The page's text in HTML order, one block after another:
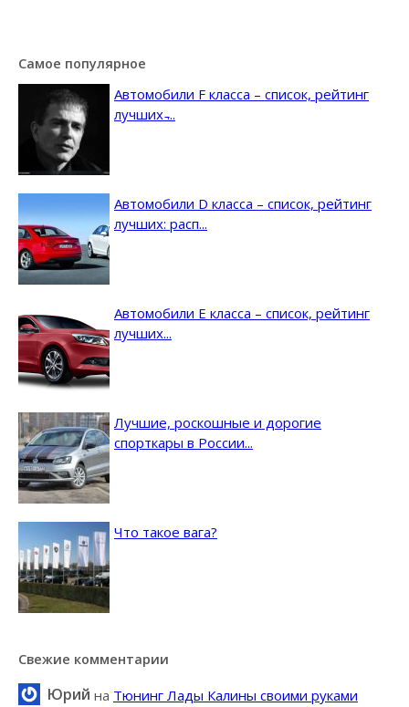
Самое популярное
Автомобили F класса – список, рейтинг
лучших ̵...
Автомобили D класса – список, рейтинг
лучших: расп...
Автомобили E класса – список, рейтинг
лучших...
Лучшие, роскошные и дорогие
спорткары в России...
Что такое вага?
Свежие комментарии
Юрий на Тюнинг Лады Калины своими руками